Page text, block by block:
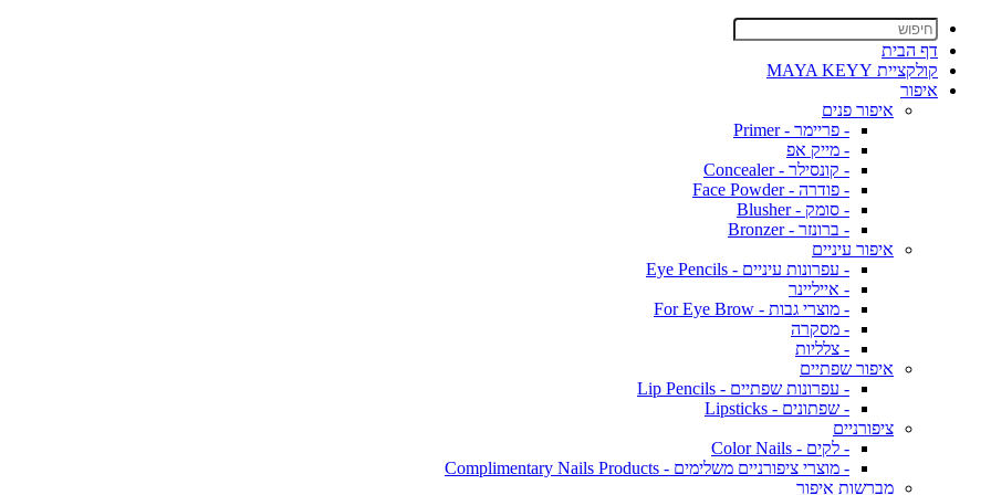
דף הבית
קולקציית MAYA KEYY
איפור
איפור פנים
- פריימר - Primer
- מייק אפ
- קונסילר - Concealer
- פודרה - Face Powder
- סומק - Blusher
- ברונזר - Bronzer
איפור עיניים
- עפרונות עיניים - Eye Pencils
- אייליינר
- מוצרי גבות - For Eye Brow
- מסקרה
- צלליות
איפור שפתיים
- עפרונות שפתיים - Lip Pencils
- שפתונים - Lipsticks
ציפורניים
- לקים - Color Nails
- מוצרי ציפורניים משלימים - Complimentary Nails Products
מברשות איפור